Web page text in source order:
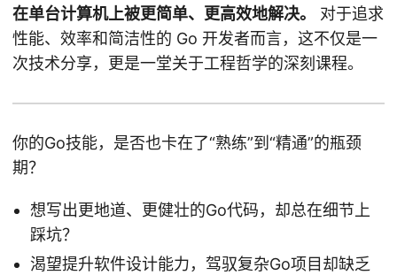
在单台计算机上被更简单、更高效地解决。
对于追求
性能、效率和简洁性的 Go 开发者而言，这不仅是一
次技术分享，更是一堂关于工程哲学的深刻课程。
你的Go技能，是否也卡在了“熟练”到“精通”的瓶颈
期？
想写出更地道、更健壮的Go代码，却总在细节上
踩坑？
渴望提升软件设计能力，驾驭复杂Go项目却缺乏